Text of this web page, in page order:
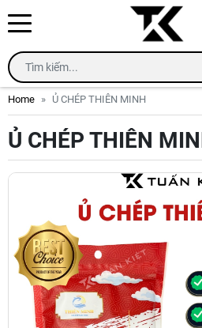
Home Ủ CHÉP THIÊN MINH
Ủ CHÉP THIÊN